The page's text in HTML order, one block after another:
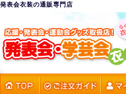
発表会衣装の通販専門店